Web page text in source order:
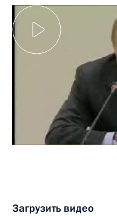
Загрузить видео